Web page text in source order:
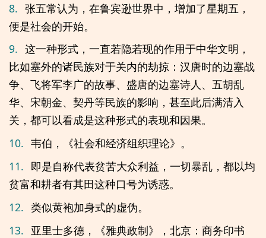
8. 张五常认为，在鲁宾逊世界中，增加了星期五，
便是社会的开始。
9. 这一种形式，一直若隐若现的作用于中华文明，
比如塞外的诸民族对于关内的劫掠：汉唐时的边塞战
争、飞将军李广的故事、盛唐的边塞诗人、五胡乱
华、宋朝金、契丹等民族的影响，甚至此后满清入
关，都可以看成是这种形式的表现和因果。
10. 韦伯，《社会和经济组织理论》。
11. 即是自称代表贫苦大众利益，一切暴乱，都以均
贫富和耕者有其田这种口号为诱惑。
12. 类似黄袍加身式的虚伪。
13. 亚里士多德，《雅典政制》，北京：商务印书